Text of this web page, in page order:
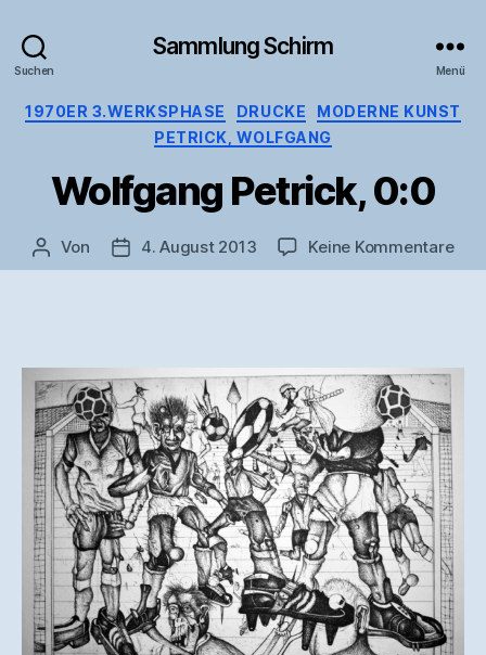
Suchen
Sammlung Schirm
Menü
Kategorien
1970ER 3.WERKSPHASE DRUCKE
MODERNE KUNST
PETRICK, WOLFGANG
Wolfgang Petrick, 0:0
Beitragsautor
Von Veröffentlichungsdatum
4. August 2013 Keine Kommentarezu